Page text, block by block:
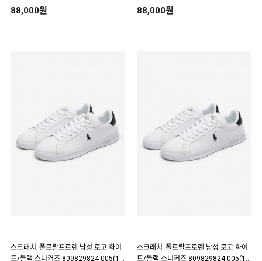
88,000원 88,000원
스크래치_폴로랄프로렌 남성 로고 화이
트/블랙 스니커즈 809829824 005(18
스크래치_폴로랄프로렌 남성 로고 화이
트/블랙 스니커즈 809829824 005(18